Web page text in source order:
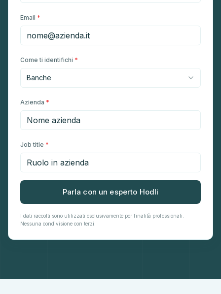
Email *
Come ti identifichi *
Azienda *
Job title *
Parla con un esperto Hodli
I dati raccolti sono utilizzati esclusivamente per finalità professionali.
Nessuna condivisione con terzi.